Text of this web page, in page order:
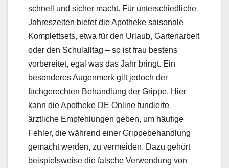
schnell und sicher macht. Für unterschiedliche
Jahreszeiten bietet die Apotheke saisonale
Komplettsets, etwa für den Urlaub, Gartenarbeit
oder den Schulalltag – so ist frau bestens
vorbereitet, egal was das Jahr bringt. Ein
besonderes Augenmerk gilt jedoch der
fachgerechten Behandlung der Grippe. Hier
kann die Apotheke DE Online fundierte
ärztliche Empfehlungen geben, um häufige
Fehler, die während einer Grippebehandlung
gemacht werden, zu vermeiden. Dazu gehört
beispielsweise die falsche Verwendung von